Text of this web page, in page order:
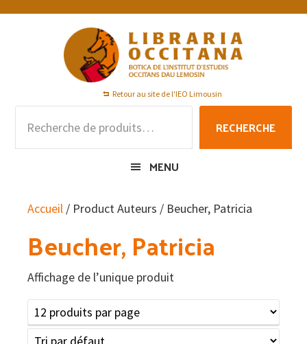
Passer
Passer
Passer
Retour au site de l'IEO Limousin
pour :
RECHERCHE
MENU
Accueil / Product Auteurs / Beucher, Patricia
Beucher, Patricia
Affichage de l’unique produit